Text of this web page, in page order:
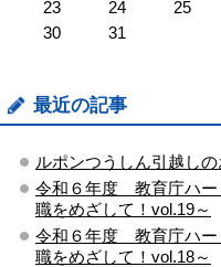
23
24 25
30
31
最近の記事
ルポンつうしん引越し
令和６年度 教育庁ハ
職をめざして！vol.19～
令和６年度 教育庁ハ
職をめざして！vol.18～